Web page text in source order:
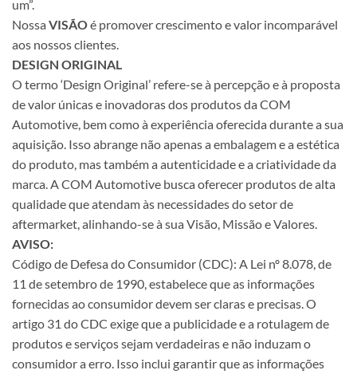
um”.
Nossa VISÃOé promover crescimento e valor incomparável
aos nossos clientes.
DESIGN ORIGINAL
O termo ‘Design Original’ refere-se à percepção e à proposta
de valor únicas e inovadoras dos produtos da COM
Automotive, bem como à experiência oferecida durante a sua
aquisição. Isso abrange não apenas a embalagem e a estética
do produto, mas também a autenticidade e a criatividade da
marca. A COM Automotive busca oferecer produtos de alta
qualidade que atendam às necessidades do setor de
aftermarket, alinhando-se à sua Visão, Missão e Valores.
AVISO:
Código de Defesa do Consumidor (CDC): A Lei nº 8.078, de
11 de setembro de 1990, estabelece que as informações
fornecidas ao consumidor devem ser claras e precisas. O
artigo 31 do CDC exige que a publicidade e a rotulagem de
produtos e serviços sejam verdadeiras e não induzam o
consumidor a erro. Isso inclui garantir que as informações